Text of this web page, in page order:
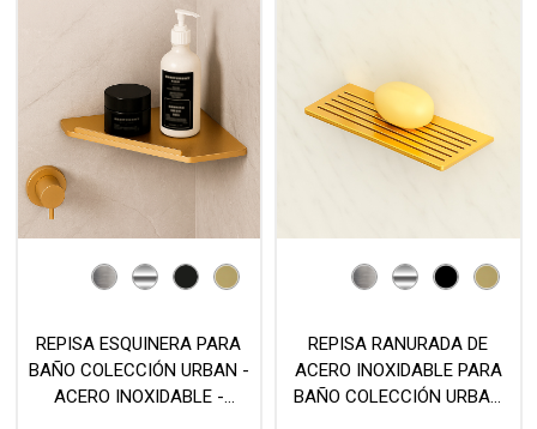
REPISA ESQUINERA PARA
BAÑO COLECCIÓN URBAN -
ACERO INOXIDABLE -
REPISA RANURADA DE
ACERO INOXIDABLE PARA
BAÑO COLECCIÓN URBAN